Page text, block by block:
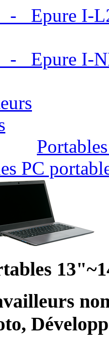
- Epure I-
- Epure I-
PC